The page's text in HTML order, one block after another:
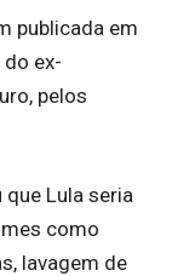
publicada em
ex-
pelos
Lula seria
como
lavagem de